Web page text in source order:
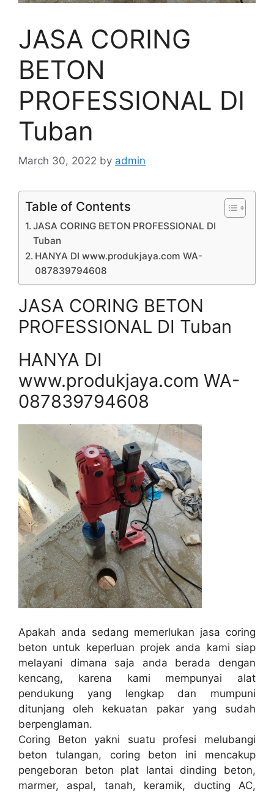
JASA CORING
BETON
PROFESSIONAL DI
Tuban
March 30, 2022 by admin
Table of Contents
JASA CORING BETON PROFESSIONAL DI
Tuban
HANYA DI www.produkjaya.com WA-
087839794608
JASA CORING BETON
PROFESSIONAL DI Tuban
HANYA DI
www.produkjaya.com WA-
087839794608
Apakah anda sedang memerlukan jasa coring
beton untuk keperluan projek anda kami siap
melayani dimana saja anda berada dengan
kencang, karena kami mempunyai alat
pendukung yang lengkap dan mumpuni
ditunjang oleh kekuatan pakar yang sudah
berpenglaman.
Coring Beton yakni suatu profesi melubangi
beton tulangan, coring beton ini mencakup
pengeboran beton plat lantai dinding beton,
marmer, aspal, tanah, keramik, ducting AC,